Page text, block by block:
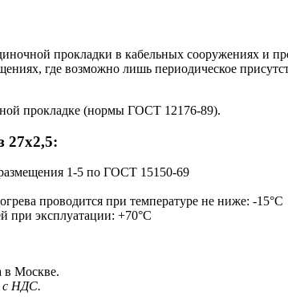
прокладки в кабельных сооружениях и
где возможно лишь периодическое
прокладке (нормы ГОСТ 12176-89).
27х2,5:
1-5 по ГОСТ 15150-69
проводится при температуре не ниже: -15°С
при эксплуатации: +70°С
в Москве.
с НДС.